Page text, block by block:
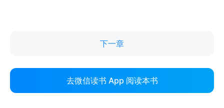
下一章
去微信读书 App 阅读本书